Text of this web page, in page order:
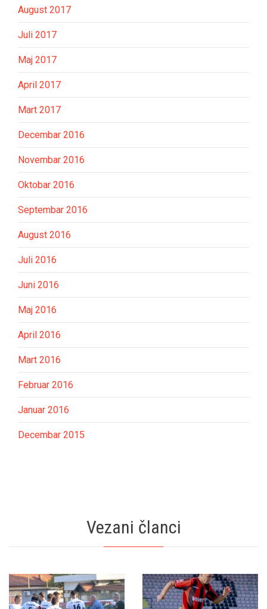
August 2017
Juli 2017
Maj 2017
April 2017
Mart 2017
Decembar 2016
Novembar 2016
Oktobar 2016
Septembar 2016
August 2016
Juli 2016
Juni 2016
Maj 2016
April 2016
Mart 2016
Februar 2016
Januar 2016
Decembar 2015
Vezani članci